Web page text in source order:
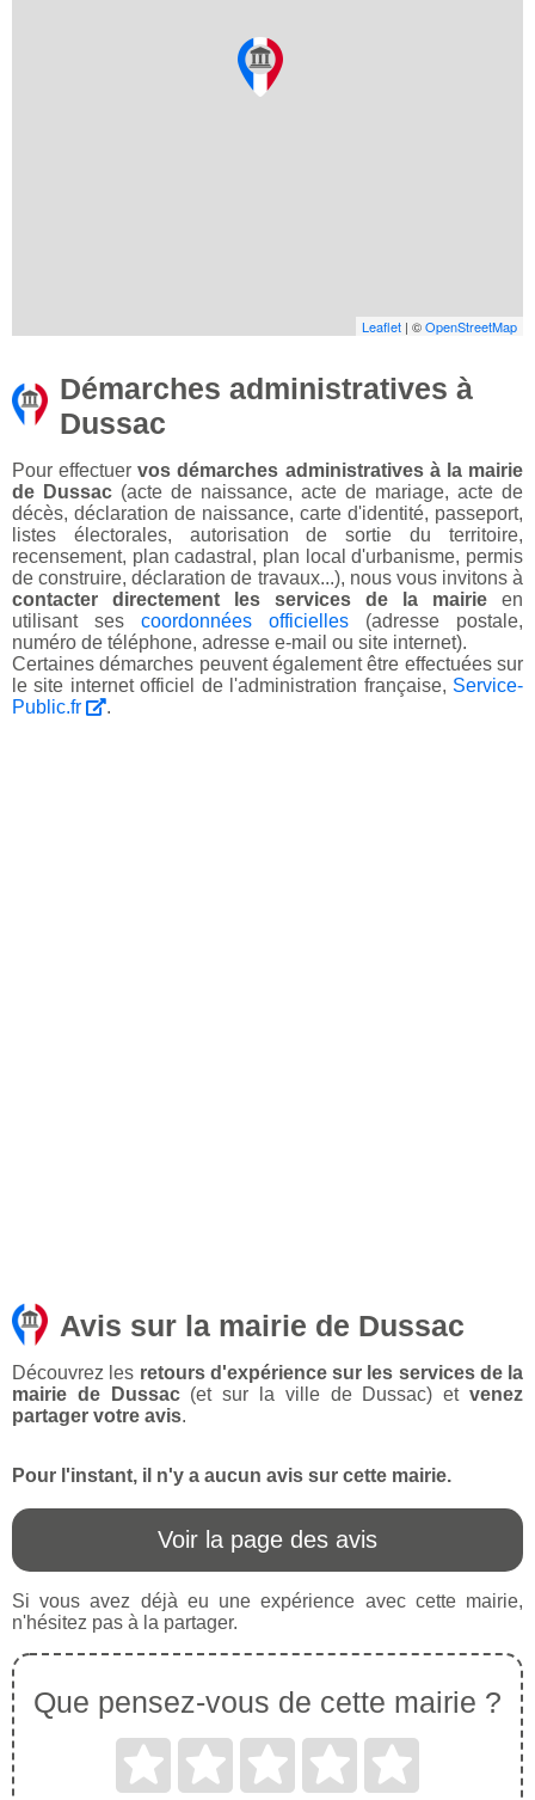
Leaflet | ©OpenStreetMap
Démarches administratives à
Dussac
Pour effectuervos démarches administratives à la mairie
de Dussac (acte de naissance, acte de mariage, acte de
décès, déclaration de naissance, carte d'identité, passeport,
listes électorales, autorisation de sortie du territoire,
recensement, plan cadastral, plan local d'urbanisme, permis
de construire, déclaration de travaux...), nous vous invitons à
contacter directement les services de la mairie en
utilisant ses coordonnées officielles (adresse postale,
numéro de téléphone, adresse e-mail ou site internet).
Certaines démarches peuvent également être effectuées sur
le site internet officiel de l'administration française, Service-
Public.fr
.
Avis sur la mairie de Dussac
Découvrez les retours d'expérience sur les services de la
mairie de Dussac(et sur la ville de Dussac) etvenez
partager votre avis.
Pour l'instant, il n'y a aucun avis sur cette mairie.
Voir la page des avis
Si vous avez déjà eu une expérience avec cette mairie,
n'hésitez pas à la partager.
Que pensez-vous de cette mairie ?